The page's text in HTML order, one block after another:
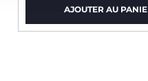
AJOUTER AU